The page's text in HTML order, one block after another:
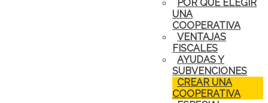
POR QUÉ ELEGIR
UNA
COOPERATIVA
VENTAJAS
FISCALES
AYUDAS Y
SUBVENCIONES
CREAR UNA
COOPERATIVA